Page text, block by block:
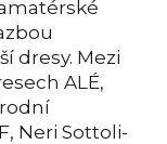
dresy. Mezi
ALÉ,
Neri Sottoli-